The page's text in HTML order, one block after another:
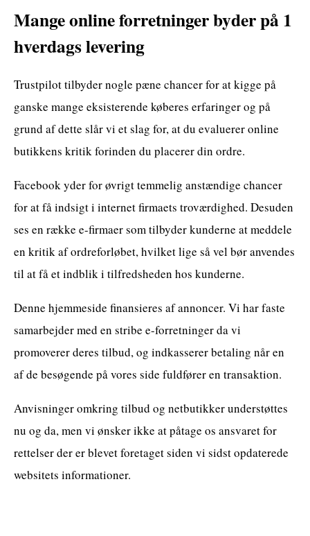
Mange online forretninger byder på 1
hverdags levering
Trustpilot tilbyder nogle pæne chancer for at kigge på
ganske mange eksisterende køberes erfaringer og på
grund af dette slår vi et slag for, at du evaluerer online
butikkens kritik forinden du placerer din ordre.
Facebook yder for øvrigt temmelig anstændige chancer
for at få indsigt i internet firmaets troværdighed. Desuden
ses en række e-firmaer som tilbyder kunderne at meddele
en kritik af ordreforløbet, hvilket lige så vel bør anvendes
til at få et indblik i tilfredsheden hos kunderne.
Denne hjemmeside finansieres af annoncer. Vi har faste
samarbejder med en stribe e-forretninger da vi
promoverer deres tilbud, og indkasserer betaling når en
af de besøgende på vores side fuldfører en transaktion.
Anvisninger omkring tilbud og netbutikker understøttes
nu og da, men vi ønsker ikke at påtage os ansvaret for
rettelser der er blevet foretaget siden vi sidst opdaterede
websitets informationer.